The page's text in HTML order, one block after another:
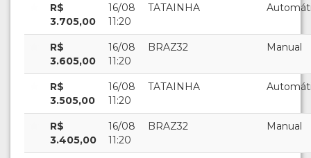
R$
3.705,00
16/08
11:20
TATAINHA
R$
3.605,00
16/08
11:20
BRAZ32 Manual
R$
3.505,00
16/08
11:20
TATAINHA
R$
3.405,00
16/08
11:20
BRAZ32 Manual